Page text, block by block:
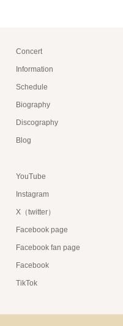
Concert
Information
Schedule
Biography
Discography
Blog
YouTube
Instagram
X（twitter）
Facebook page
Facebook fan page
Facebook
TikTok